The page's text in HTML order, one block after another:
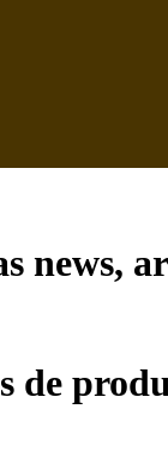
news,
de